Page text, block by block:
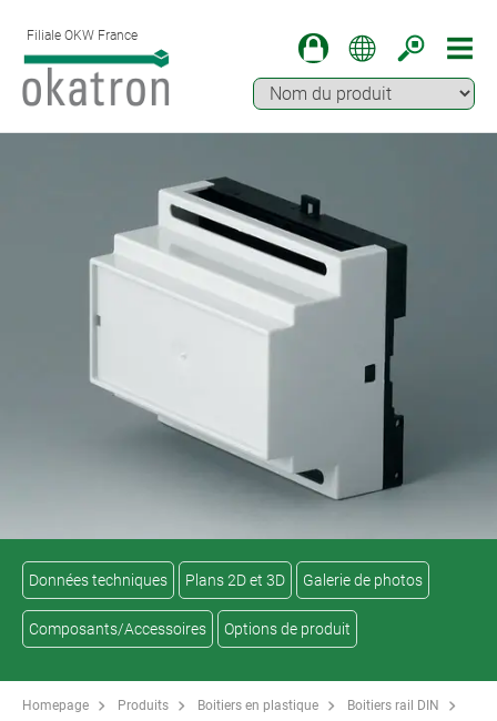
Filiale OKW France
Données techniques Plans 2D et 3D Galerie de photos
Composants/Accessoires Options de produit
Homepage Produits Boitiers en plastique
Boitiers rail DIN